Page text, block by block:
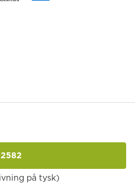
på tysk)